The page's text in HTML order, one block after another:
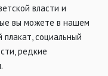
власти и
вы можете в нашем
социальный
редкие